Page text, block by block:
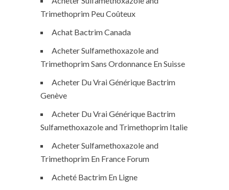
Trimethoprim Peu Coûteux
Achat Bactrim Canada
Acheter Sulfamethoxazole and
Trimethoprim Sans Ordonnance En Suisse
Acheter Du Vrai Générique Bactrim
Genève
Acheter Du Vrai Générique Bactrim
Sulfamethoxazole and Trimethoprim Italie
Acheter Sulfamethoxazole and
Trimethoprim En France Forum
Acheté Bactrim En Ligne